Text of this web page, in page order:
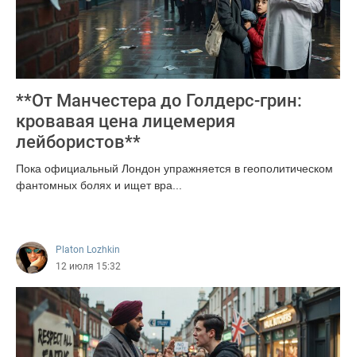
**От Манчестера до Голдерс-грин:
кровавая цена лицемерия
лейбористов**
Пока официальный Лондон упражняется в геополитическом
фантомных болях и ищет вра...
Platon Lozhkin
12 июля 15:32